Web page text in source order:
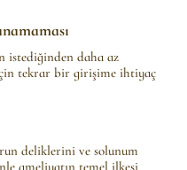
istediğinden daha az
tekrar bir girişime ihtiyaç
deliklerini ve solunum
ameliyatın temel ilkesi